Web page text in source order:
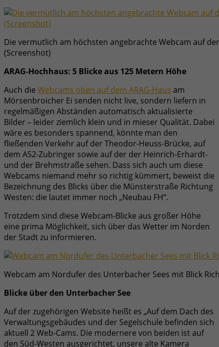
Die vermutlich am höchsten angebrachte Webcam auf
(Screenshot)
ARAG-Hochhaus: 5 Blicke aus 125 Metern Höhe
Auch die Webcams oben auf dem ARAG-Haus am
Mörsenbroicher Ei senden nicht live, sondern liefern in
regelmäßigen Abständen automatisch aktualisierte
Bilder – leider ziemlich klein und in mieser Qualität. Dabei
wäre es besonders spannend, könnte man den
fließenden Verkehr auf der Theodor-Heuss-Brücke, auf
dem A52-Zubringer sowie auf der der Heinrich-Erhardt-
und der Brehmstraße sehen. Dass sich auch um diese
Webcams niemand mehr so richtig kümmert, beweist die
Bezeichnung des Blicks über die Münsterstraße Richtung
Westen: die lautet immer noch „Neubau FH“.
Trotzdem sind diese Webcam-Blicke aus großer Höhe
eine prima Möglichkeit, sich über das Wetter im Norden
der Stadt zu informieren.
Webcam am Nordufer des Unterbacher Sees mit Blick
Blicke über den Unterbacher See
Auf der zugehörigen Website heißt es „Auf dem Dach des
Verwaltungsgebäudes und der Segelschule befinden sich
aktuell 2 Web-Cams. Die modernere von beiden ist auf
den Süd-Westen ausgerichtet, unsere alte Kamera